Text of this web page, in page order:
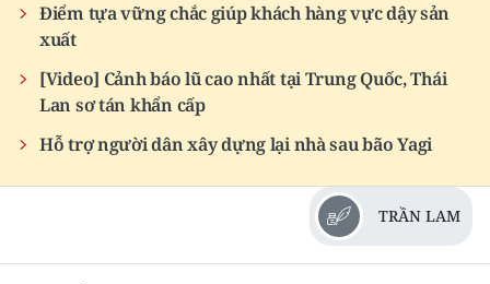
Điểm tựa vững chắc giúp khách hàng vực dậy sản
xuất
[Video] Cảnh báo lũ cao nhất tại Trung Quốc, Thái
Lan sơ tán khẩn cấp
Hỗ trợ người dân xây dựng lại nhà sau bão Yagi
TRẦN LAM